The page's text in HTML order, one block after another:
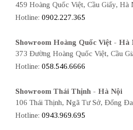
459 Hoàng Quốc Việt, Cầu Giấy, Hà
Hotline: 0902.227.365
Showroom Hoàng Quốc Việt - Hà
373 Đường Hoàng Quốc Việt, Cầu
Hotline: 058.546.6666
Showroom Thái Thịnh - Hà Nội
106 Thái Thịnh, Ngã Tư Sở, Đống
Hotline: 0943.969.695